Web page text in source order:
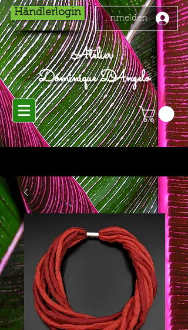
Händlerlogin
Anmelden
Atelier
Dominique D'Angelo